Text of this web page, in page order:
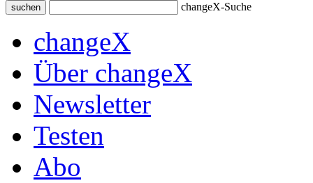
suchen changeX-Suche
changeX
Über changeX
Newsletter
Testen
Abo